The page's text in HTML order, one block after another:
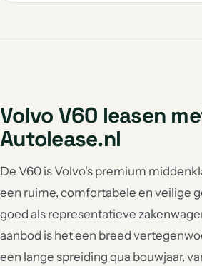
Volvo V60 leasen
Autolease.nl
De V60 is Volvo's premium
een ruime, comfortabele en veilige
goed als representatieve
aanbod is het een breed
een lange spreiding qua bouwjaar,